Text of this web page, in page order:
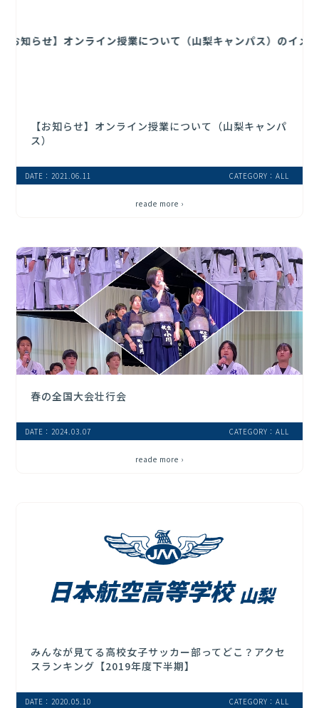
【お知らせ】オンライン授業について（山梨キャンパ
ス）
DATE：2021.06.11 CATEGORY：ALL
reade more ›
春の全国大会壮行会
DATE：2024.03.07 CATEGORY：ALL
reade more ›
みんなが見てる高校女子サッカー部ってどこ？アクセ
スランキング【2019年度下半期】
DATE：2020.05.10 CATEGORY：ALL